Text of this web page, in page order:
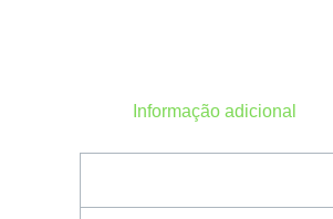
Informação adicional